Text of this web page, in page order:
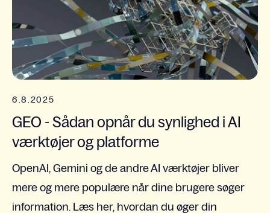
6.8.2025
GEO - Sådan opnår du synlighed i AI
værktøjer og platforme
OpenAI, Gemini og de andre AI værktøjer bliver
mere og mere populære når dine brugere søger
information. Læs her, hvordan du øger din